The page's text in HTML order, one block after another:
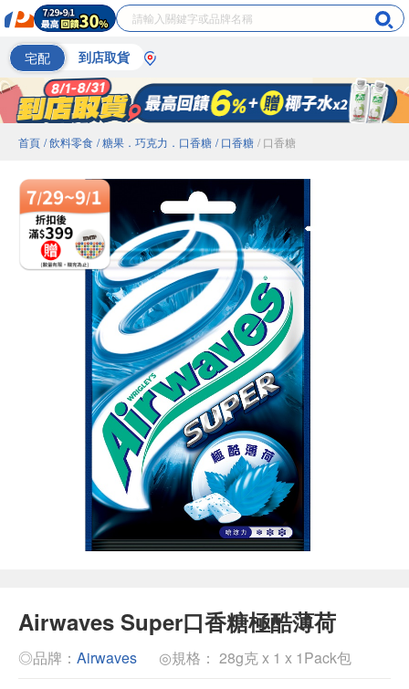
宅配 到店取貨
首頁 / 飲料零食 / 糖果．巧克力．口香糖 / 口香糖 / 口香糖
Airwaves Super口香糖極酷薄荷
◎品牌： Airwaves ◎規格： 28g克 x 1 x 1Pack包